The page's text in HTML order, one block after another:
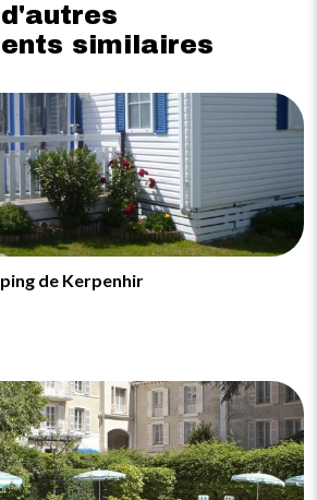
similaires
de Kerpenhir